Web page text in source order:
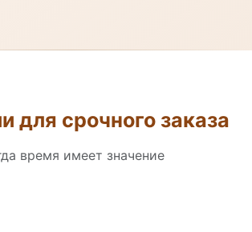
для срочного заказа
время имеет значение